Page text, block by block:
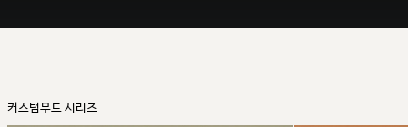
커스텀무드 시리즈